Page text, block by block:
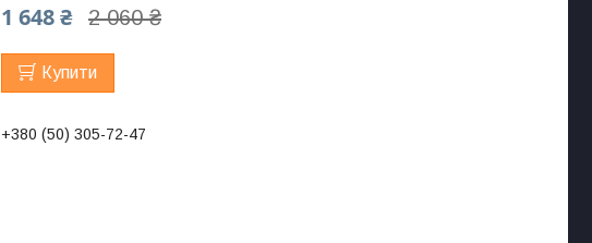
2 060 ₴
1 648 ₴
Купити
+380 (50) 305-72-47